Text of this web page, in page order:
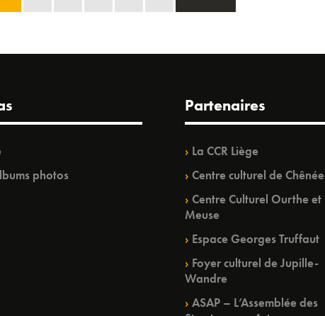
photos
Partenaires
La CCR Liège
Centre culturel de Chênée
Centre Culturel Ourthe et
Meuse
Espace Georges Truffaut
Foyer culturel de Jupille-
Wandre
ASAP – L’Assemblée des